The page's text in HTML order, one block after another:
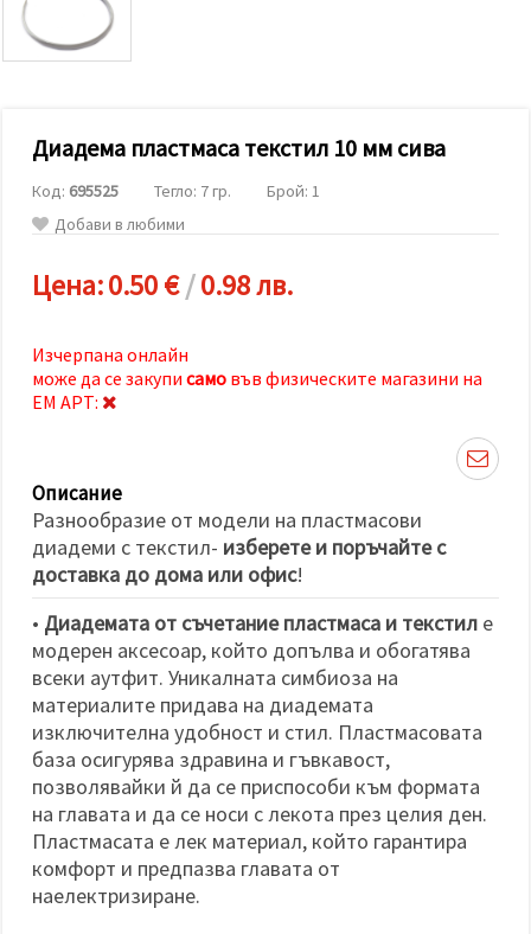
релевантно
съдържание
и реклами,
включително
за анализ
използваме
всички
натиснеш
"Приеми
всички!"
"Настройки",
като
избереш
дадения
"бисквитки"
бутона
"Запази"
Приеми
всички
бисквитките
Диадема пластмаса текстил 10 мм сива
Код: 695525 Тегло: 7 гр.
Брой: 1
Добави в любими
Цена:0.50 €/0.98 лв.
Изчерпана онлайн
може да се закупи само във физическите магазини на
ЕМ АРТ:
Описание
Разнообразие от модели на пластмасови
диадеми с текстил- изберете и поръчайте с
доставка до дома или офис!
• Диадемата от съчетание пластмаса и текстил е
модерен аксесоар, който допълва и обогатява
всеки аутфит. Уникалната симбиоза на
материалите придава на диадемата
изключителна удобност и стил. Пластмасовата
база осигурява здравина и гъвкавост,
позволявайки й да се приспособи към формата
на главата и да се носи с лекота през целия ден.
Пластмасата е лек материал, който гарантира
комфорт и предпазва главата от
наелектризиране.